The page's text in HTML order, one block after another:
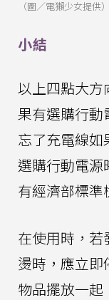
（圖／電獺少女提供）
小結
以上四點大方
果有選購行動
忘了充電線
選購行動電
有經濟部標準
在使用時，若
燙時，應立
物品擺放一